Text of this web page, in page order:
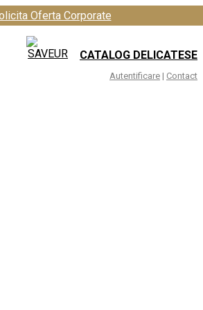
Oferta Corporate
CATALOG DELICATESE
Autentificare | Contact